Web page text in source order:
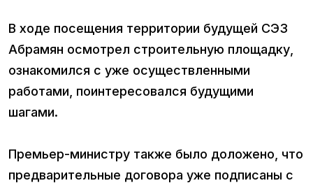
В ходе посещения территории будущей СЭЗ
Абрамян осмотрел строительную площадку,
ознакомился с уже осуществленными
работами, поинтересовался будущими
шагами.
Премьер-министру также было доложено, что
предварительные договора уже подписаны с